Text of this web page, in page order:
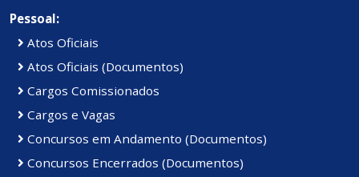
Pessoal:
Atos Oficiais
Atos Oficiais (Documentos)
Cargos Comissionados
Cargos e Vagas
Concursos em Andamento (Documentos)
Concursos Encerrados (Documentos)